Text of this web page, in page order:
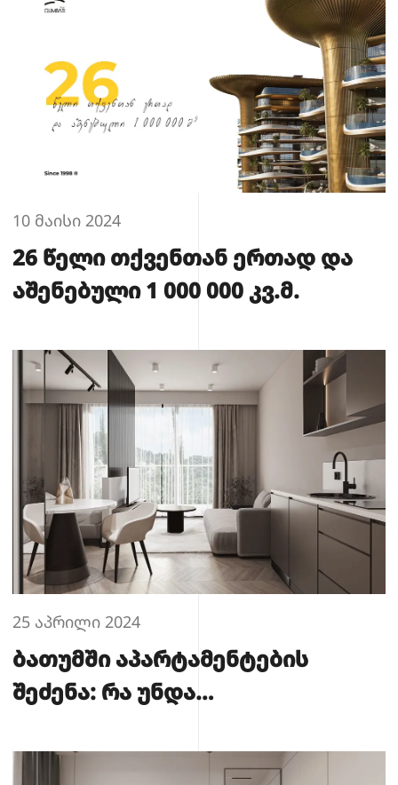
10 მაისი 2024
26 წელი თქვენთან ერთად და
აშენებული 1 000 000 კვ.მ.
25 აპრილი 2024
ბათუმში აპარტამენტების
შეძენა: რა უნდა